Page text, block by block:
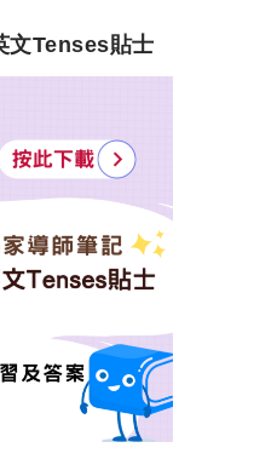
文Tenses貼士